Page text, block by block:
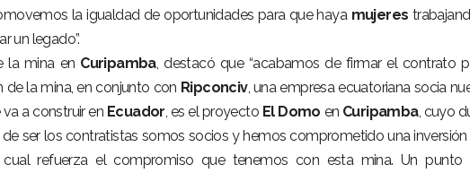
la igualdad de oportunidades para que haya mujeres
un legado”.
la mina en Curipamba, destacó que “acabamos de firmar el contrato
la mina, en conjunto con Ripconciv, una empresa ecuatoriana socia
a construir en Ecuador, es el proyecto El Domo en Curipamba, cuyo
ser los contratistas somos socios y hemos comprometido una inversión
refuerza el compromiso que tenemos con esta mina. Un punto